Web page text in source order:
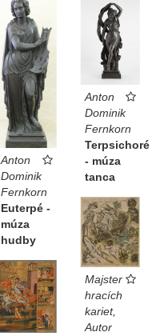
Anton
Dominik
Fernkorn
Euterpé -
múza
hudby
Anton
Dominik
Fernkorn
Terpsichoré
- múza
tanca
Majster
hracích
kariet,
Autor